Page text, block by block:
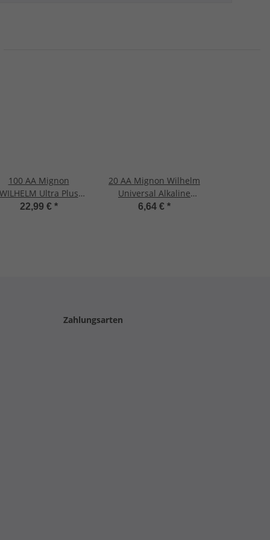
100 AA Mignon
Ultra Plus
Batterien im
22,99 € *
20 AA Mignon Wilhelm
Universal Alkaline
Batterien im Shrink LR6
6,64 € *
Zahlungsarten